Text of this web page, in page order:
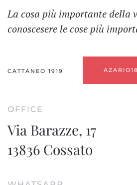
La cosa più importante della
conoscesere le cose più
CATTANEO 1919
OFFICE
Via Barazze, 17
13836 Cossato